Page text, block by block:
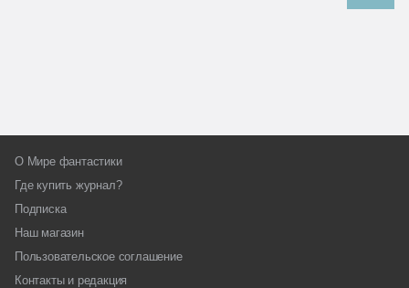
О Мире фантастики
Где купить журнал?
Подписка
Наш магазин
Пользовательское соглашение
Контакты и редакция